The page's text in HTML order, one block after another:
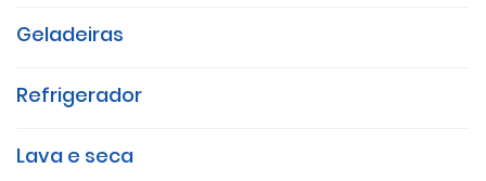
Geladeiras
Refrigerador
Lava e seca